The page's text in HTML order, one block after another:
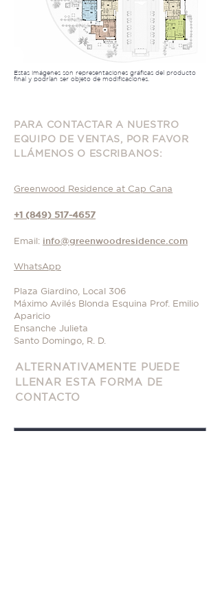
Estas imágenes son representaciones gráficas del producto
final y podrían ser objeto de modificaciones.
PARA CONTACTAR A NUESTRO
EQUIPO DE VENTAS, POR FAVOR
LLÁMENOS O ESCRIBANOS:
Greenwood Residence at Cap Cana
+1 (849) 517-4657
Email: info@greenwoodresidence.com
WhatsApp
Plaza Giardino, Local 306
Máximo Avilés Blonda Esquina Prof. Emilio
Aparicio
Ensanche Julieta
Santo Domingo, R. D.
ALTERNATIVAMENTE PUEDE
LLENAR ESTA FORMA DE
CONTACTO